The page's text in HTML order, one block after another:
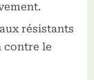
résistants
contre le